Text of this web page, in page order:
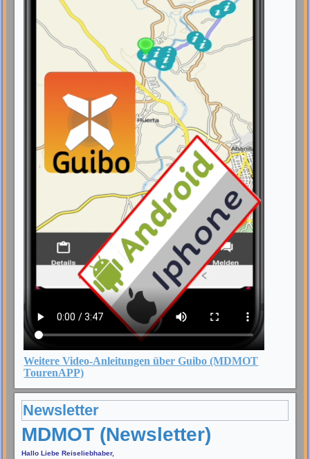
Weitere Video-Anleitungen über Guibo (MDMOT
TourenAPP)
Newsletter
MDMOT (Newsletter)
Hallo Liebe Reiseliebhaber,